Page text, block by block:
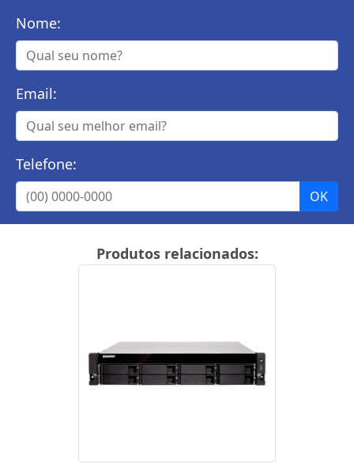
Nome:
Email:
Telefone:
Produtos relacionados: